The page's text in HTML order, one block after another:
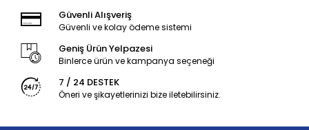
Güvenli Alışveriş
Güvenli ve kolay ödeme sistemi
Geniş Ürün Yelpazesi
Binlerce ürün ve kampanya seçeneği
7 / 24 DESTEK
Öneri ve şikayetlerinizi bize iletebilirsiniz.